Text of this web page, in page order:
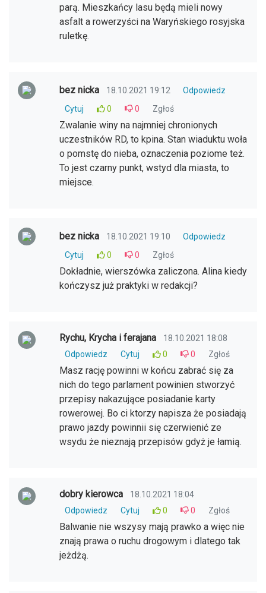
parą. Mieszkańcy lasu będą mieli nowy
asfalt a rowerzyści na Waryńskiego rosyjska
ruletkę.
bez nicka 18.10.2021 19:12
Odpowiedz
Cytuj
0 0 Zgłoś
Zwalanie winy na najmniej chronionych
uczestników RD, to kpina. Stan wiaduktu woła
o pomstę do nieba, oznaczenia poziome też.
To jest czarny punkt, wstyd dla miasta, to
miejsce.
bez nicka 18.10.2021 19:10
Odpowiedz
Cytuj
0 0 Zgłoś
Dokładnie, wierszówka zaliczona. Alina kiedy
kończysz już praktyki w redakcji?
Rychu, Krycha i ferajana
18.10.2021 18:08
Odpowiedz
Cytuj 0 0 Zgłoś
Masz rację powinni w końcu zabrać się za
nich do tego parlament powinien stworzyć
przepisy nakazujące posiadanie karty
rowerowej. Bo ci ktorzy napisza że posiadają
prawo jazdy powinnii się czerwienić ze
wsydu że nieznają przepisów gdyż je łamią.
dobry kierowca
18.10.2021 18:04
Odpowiedz
Cytuj 0 0 Zgłoś
Balwanie nie wszysy mają prawko a więc nie
znają prawa o ruchu drogowym i dlatego tak
jeżdżą.